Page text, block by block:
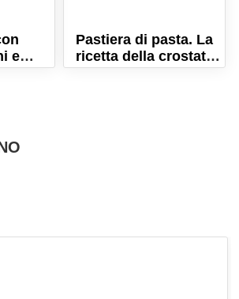
e
al
Pastiera di pasta. La
ricetta della crostata
di pasta napoletana!